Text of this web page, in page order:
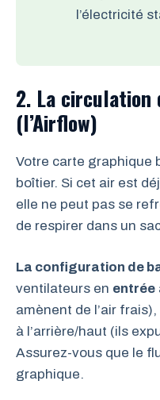
l’électricité
2. La circulation
(l’Airflow)
Votre carte graphique
boîtier. Si cet air est
elle ne peut pas se
de respirer dans un
La configuration de
ventilateurs en entrée
amènent de l’air
à l’arrière/haut (ils
Assurez-vous que le
graphique.